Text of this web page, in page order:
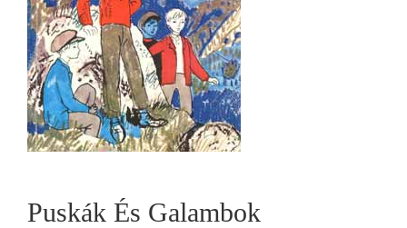
CONTACT
US
Puskák És Galambok